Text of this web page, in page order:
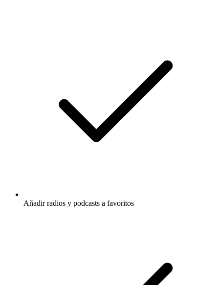
Añadir radios y podcasts a favoritos